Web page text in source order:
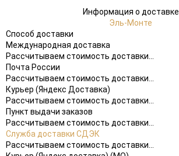
Информация о доставке
Эль-Монте
Способ доставки
Международная доставка
Рассчитываем стоимость доставки...
Почта России
Рассчитываем стоимость доставки...
Курьер (Яндекс Доставка)
Рассчитываем стоимость доставки...
Пункт выдачи заказов
Рассчитываем стоимость доставки...
Служба доставки СДЭК
Рассчитываем стоимость доставки...